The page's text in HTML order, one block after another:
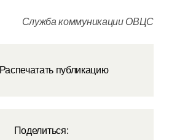
Служба коммуникации ОВЦС
Распечатать публикацию
Поделиться: